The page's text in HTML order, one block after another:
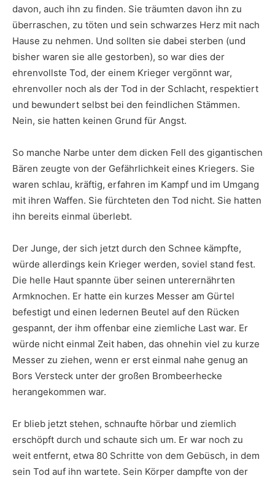
davon, auch ihn zu finden. Sie träumten davon ihn zu
überraschen, zu töten und sein schwarzes Herz mit nach
Hause zu nehmen. Und sollten sie dabei sterben (und
bisher waren sie alle gestorben), so war dies der
ehrenvollste Tod, der einem Krieger vergönnt war,
ehrenvoller noch als der Tod in der Schlacht, respektiert
und bewundert selbst bei den feindlichen Stämmen.
Nein, sie hatten keinen Grund für Angst.
So manche Narbe unter dem dicken Fell des gigantischen
Bären zeugte von der Gefährlichkeit eines Kriegers. Sie
waren schlau, kräftig, erfahren im Kampf und im Umgang
mit ihren Waffen. Sie fürchteten den Tod nicht. Sie hatten
ihn bereits einmal überlebt.
Der Junge, der sich jetzt durch den Schnee kämpfte,
würde allerdings kein Krieger werden, soviel stand fest.
Die helle Haut spannte über seinen unterernährten
Armknochen. Er hatte ein kurzes Messer am Gürtel
befestigt und einen ledernen Beutel auf den Rücken
gespannt, der ihm offenbar eine ziemliche Last war. Er
würde nicht einmal Zeit haben, das ohnehin viel zu kurze
Messer zu ziehen, wenn er erst einmal nahe genug an
Bors Versteck unter der großen Brombeerhecke
herangekommen war.
Er blieb jetzt stehen, schnaufte hörbar und ziemlich
erschöpft durch und schaute sich um. Er war noch zu
weit entfernt, etwa 80 Schritte von dem Gebüsch, in dem
sein Tod auf ihn wartete. Sein Körper dampfte von der